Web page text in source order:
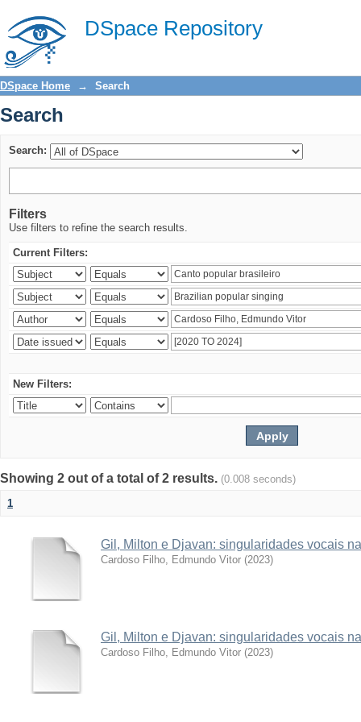
DSpace Repository
Search
DSpace Home → Search
Search
Search:
Filters
Use filters to refine the search results.
Current Filters:
New Filters:
Showing 2 out of a total of 2 results. (0.008 seconds)
1
Gil, Milton e Djavan: singularidades vocais
Cardoso Filho, Edmundo Vitor (2023)
Gil, Milton e Djavan: singularidades vocais
Cardoso Filho, Edmundo Vitor (2023)